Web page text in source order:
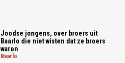
Joodse jongens, over broers uit
Baarlo die niet wisten dat ze broers
waren
baarlo